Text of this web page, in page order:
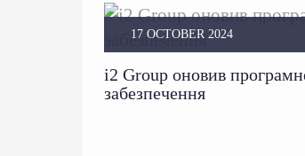
i2 Group оновив
забезпечення
17 OCTOBER 2024